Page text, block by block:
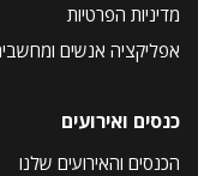
מדיניות הפרטיות
אפליקציה אנשים
כנסים ואירועים
הכנסים והאירועים שלנו